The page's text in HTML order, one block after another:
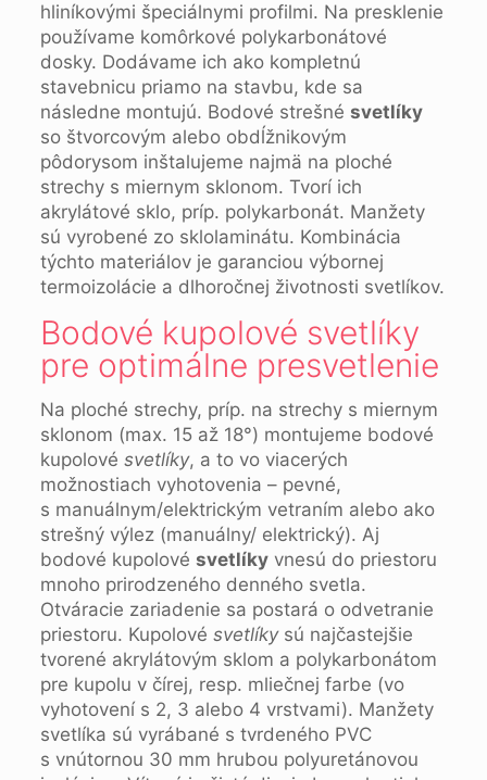
hliníkovými špeciálnymi profilmi. Na presklenie
používame komôrkové polykarbonátové
dosky. Dodávame ich ako kompletnú
stavebnicu priamo na stavbu, kde sa
následne montujú. Bodové strešné svetlíky
so štvorcovým alebo obdĺžnikovým
pôdorysom inštalujeme najmä na ploché
strechy s miernym sklonom. Tvorí ich
akrylátové sklo, príp. polykarbonát. Manžety
sú vyrobené zo sklolaminátu. Kombinácia
týchto materiálov je garanciou výbornej
termoizolácie a dlhoročnej životnosti svetlíkov.
Bodové kupolové svetlíky
pre optimálne presvetlenie
Na ploché strechy, príp. na strechy s miernym
sklonom (max. 15 až 18°) montujeme bodové
kupolové svetlíky, a to vo viacerých
možnostiach vyhotovenia – pevné,
s manuálnym/elektrickým vetraním alebo ako
strešný výlez (manuálny/ elektrický). Aj
bodové kupolové svetlíkyvnesú do priestoru
mnoho prirodzeného denného svetla.
Otváracie zariadenie sa postará o odvetranie
priestoru. Kupolové svetlíkysú najčastejšie
tvorené akrylátovým sklom a polykarbonátom
pre kupolu v čírej, resp. mliečnej farbe (vo
vyhotovení s 2, 3 alebo 4 vrstvami). Manžety
svetlíka sú vyrábané s tvrdeného PVC
s vnútornou 30 mm hrubou polyuretánovou